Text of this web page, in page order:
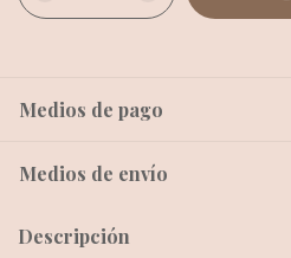
Medios de pago
Medios de envío
Descripción